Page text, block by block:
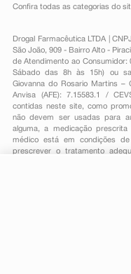
Confira todas as categorias do
Drogal Farmacêutica LTDA |
São João, 909 - Bairro Alto -
de Atendimento ao Consumidor:
Sábado das 8h às 15h) ou
Giovanna do Rosario Martins –
Anvisa (AFE): 7.15583.1 /
contidas neste site, como
não devem ser usadas para
alguma, a medicação
médico está em condições
prescrever o tratamento